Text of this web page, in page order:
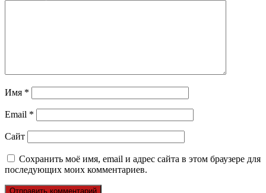
Имя *
Email *
Сайт
Сохранить моё имя, email и адрес сайта в этом браузере для
последующих моих комментариев.